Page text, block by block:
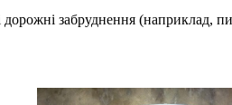
забруднення (наприклад,